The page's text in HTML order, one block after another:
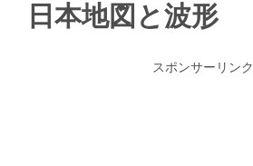
日本地図と波形
スポンサーリンク